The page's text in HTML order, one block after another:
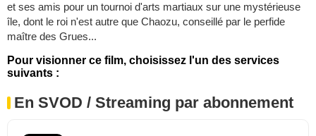
et ses amis pour un tournoi d'arts martiaux sur une mystérieuse
île, dont le roi n'est autre que Chaozu, conseillé par le perfide
maître des Grues...
Pour visionner ce film, choisissez l'un des services
suivants :
En SVOD / Streaming par abonnement